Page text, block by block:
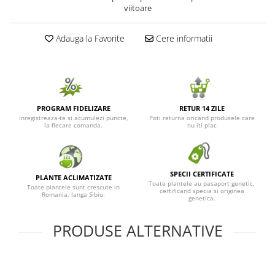
Seminte de Legume/Fructe
viitoare
Adauga la Favorite Cere informatii
PROGRAM FIDELIZARE
Inregistreaza-te si acumulezi puncte,
la fiecare comanda.
RETUR 14 ZILE
Poti returna oricand produsele care
nu iti plac
PLANTE ACLIMATIZATE
Toate plantele sunt crescute in
Romania, langa Sibiu.
SPECII CERTIFICATE
Toate plantele au pasaport genetic,
certificand specia si originea
genetica.
PRODUSE ALTERNATIVE